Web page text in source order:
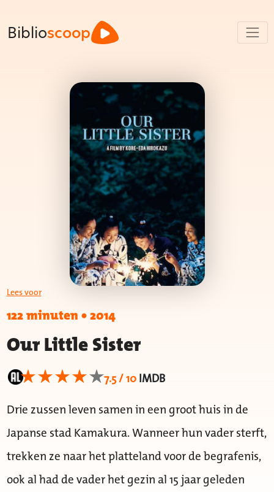
Biblioscoop
Lees voor
122 minuten•2014
Our Little Sister
7.5 / 10IMDB
Drie zussen leven samen in een groot huis in de
Japanse stad Kamakura. Wanneer hun vader sterft,
trekken ze naar het platteland voor de begrafenis,
ook al had de vader het gezin al 15 jaar geleden